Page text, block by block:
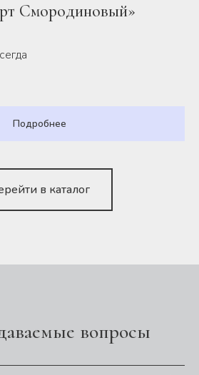
Смородиновый»
Подробнее
в каталог
вопросы